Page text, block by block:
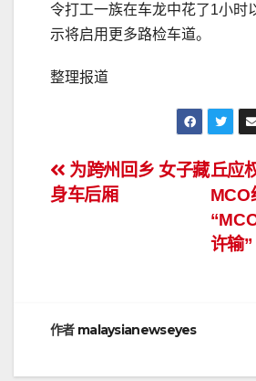
令打工一族在车龙中花了1小时
示将启用更多路检车道。
整理报道
文
章
丘应
MCO
许输”
为跨州回乡 女子藏
身车后厢
作者 malaysianewseyes